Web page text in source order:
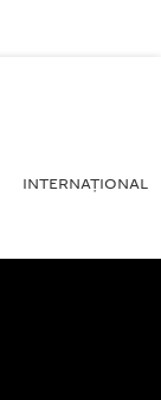
INTERNAŢIONAL